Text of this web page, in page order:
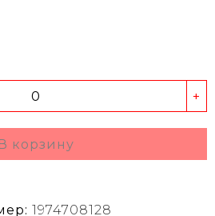
+
В корзину
1974708128